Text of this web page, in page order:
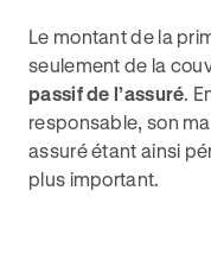
Le montant de la
seulement de la
passif de l’assuré.
responsable, son
assuré étant ainsi
plus important.